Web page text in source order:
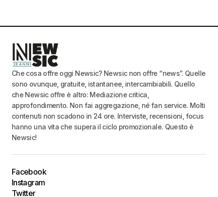
Che cosa offre oggi Newsic? Newsic non offre “news”. Quelle
sono ovunque, gratuite, istantanee, intercambiabili. Quello
che Newsic offre è altro: Mediazione critica,
approfondimento. Non fai aggregazione, né fan service. Molti
contenuti non scadono in 24 ore. Interviste, recensioni, focus
hanno una vita che supera il ciclo promozionale. Questo è
Newsic!
Facebook
Instagram
Twitter